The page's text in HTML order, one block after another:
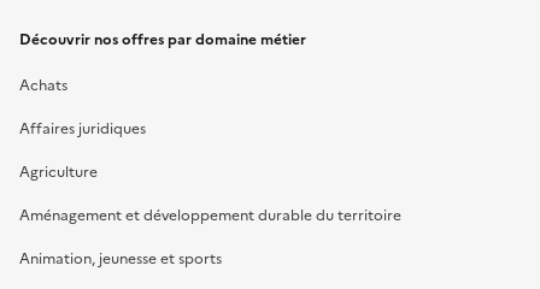
Découvrir nos offres par domaine métier
Achats
Affaires juridiques
Agriculture
Aménagement et développement durable du territoire
Animation, jeunesse et sports